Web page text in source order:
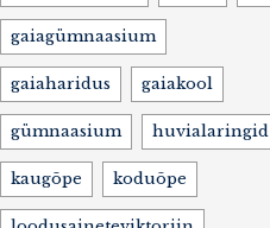
gaiagümnaasium
gaiaharidus gaiakool
gümnaasium huvialaringid
kaugõpe koduõpe